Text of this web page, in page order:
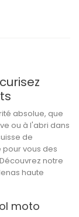
absolue, que
ou à l'abri dans
de
vous des
notre
haute
moto